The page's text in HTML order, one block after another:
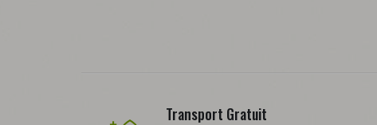
Transport Gratuit